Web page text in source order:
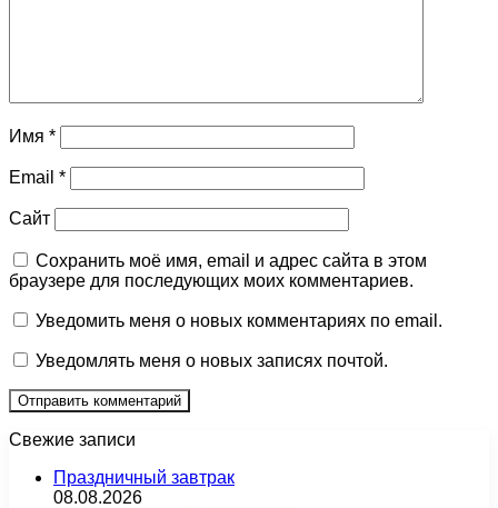
Имя *
Email *
Сайт
Сохранить моё имя, email и адрес сайта в этом
браузере для последующих моих комментариев.
Уведомить меня о новых комментариях по email.
Уведомлять меня о новых записях почтой.
Свежие записи
Праздничный завтрак
08.08.2026